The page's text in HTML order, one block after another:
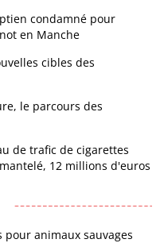
condamné pour
en Manche
cibles des
le parcours des
de trafic de cigarettes
12 millions d'euros
pour animaux sauvages